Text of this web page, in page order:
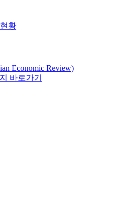
황
Economic Review)
바로가기